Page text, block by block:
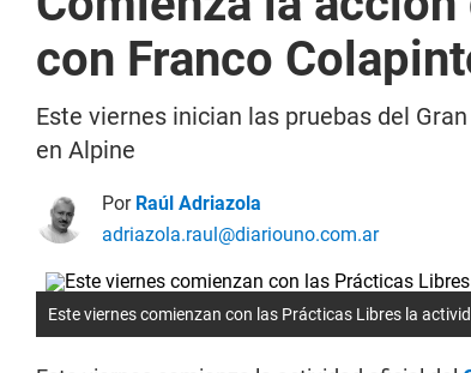
con Franco
Este viernes inician las pruebas del
en Alpine
Por Raúl Adriazola
adriazola.raul@diariouno.com.ar
Este viernes comienzan con las Prácticas Libres la